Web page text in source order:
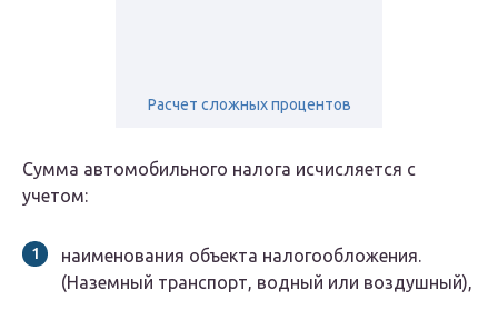
Расчет сложных процентов
Сумма автомобильного налога исчисляется с
учетом:
наименования объекта налогообложения.
(Наземный транспорт, водный или воздушный),